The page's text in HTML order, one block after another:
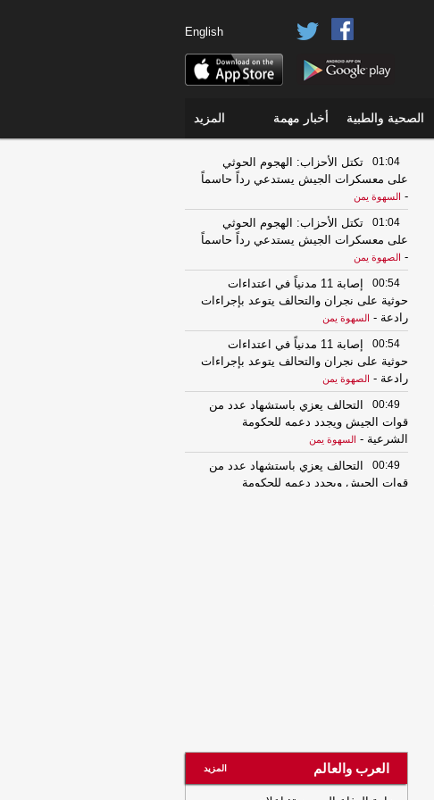
English
الصحية والطبية أخبار مهمة المزيد
01:04
تكتل الأحزاب: الهجوم الحوثي
على معسكرات الجيش يستدعي رداً حاسماً
- السهوة يمن
01:04
تكتل الأحزاب: الهجوم الحوثي
على معسكرات الجيش يستدعي رداً حاسماً
- الصهوة يمن
00:54
إصابة 11 مدنياً في اعتداءات
حوثية على نجران والتحالف يتوعد بإجراءات
رادعة - السهوة يمن
00:54
إصابة 11 مدنياً في اعتداءات
حوثية على نجران والتحالف يتوعد بإجراءات
رادعة - الصهوة يمن
00:49
التحالف يعزي باستشهاد عدد من
قوات الجيش ويجدد دعمه للحكومة
الشرعية - السهوة يمن
00:49
التحالف يعزي باستشهاد عدد من
قوات الجيش ويجدد دعمه للحكومة
الدفاع في مأرب وحضرموت ويرفضون بياناً
منسوباً للقبيلة-مأرب برس
العرب والعالم المزيد